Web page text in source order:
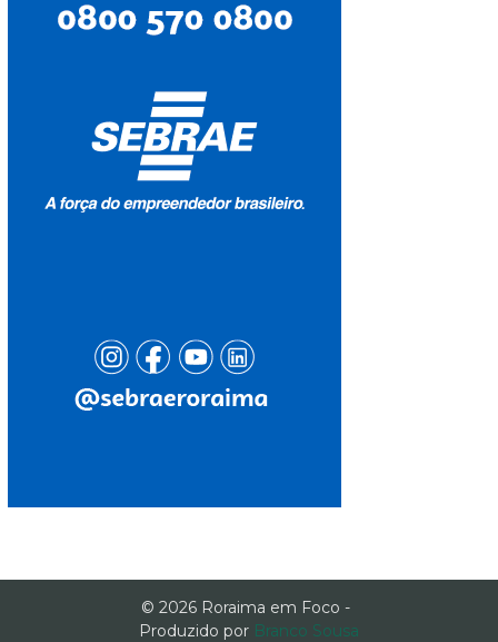
© 2026 Roraima em Foco -
Produzido por Branco Sousa